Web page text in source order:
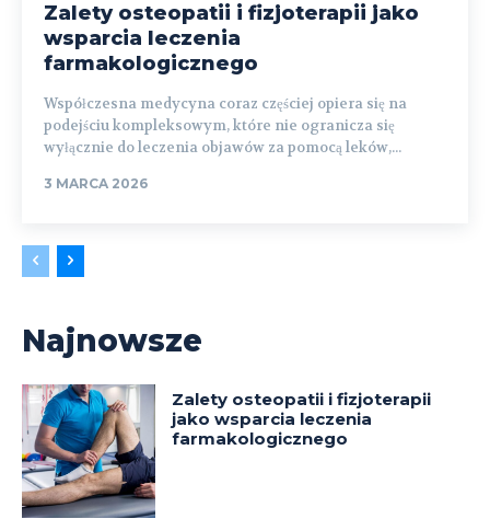
Zalety osteopatii i fizjoterapii jako
wsparcia leczenia
farmakologicznego
Współczesna medycyna coraz częściej opiera się na
podejściu kompleksowym, które nie ogranicza się
wyłącznie do leczenia objawów za pomocą leków,...
3 MARCA 2026
Najnowsze
Zalety osteopatii i fizjoterapii
jako wsparcia leczenia
farmakologicznego